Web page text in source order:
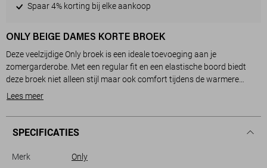
Spaar 4% korting bij elke aankoop
ONLY BEIGE DAMES KORTE BROEK
Deze veelzijdige Only broek is een ideale toevoeging aan je
zomergarderobe. Met een regular fit en een elastische boord biedt
deze broek niet alleen stijl maar ook comfort tijdens de warmere
maanden. De zachte beige toon maakt het eenvoudig te combineren
steekzakken voegen een praktisch element toe, waardoor je
essentials altijd binnen handbereik hebt.
Gemaakt van 63% Viscose Lenzing Ecovero, 32% Nylon en 5%
Lees meer
SPECIFICATIES
Merk
Only